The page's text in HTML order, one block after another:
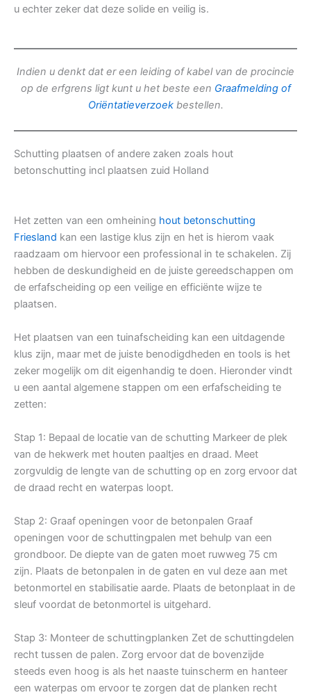
u echter zeker dat deze solide en veilig is.
Indien u denkt dat er een leiding of kabel van de procincie
op de erfgrens ligt kunt u het beste een Graafmelding of
Oriëntatieverzoekbestellen.
Schutting plaatsen of andere zaken zoals hout
betonschutting incl plaatsen zuid Holland
Het zetten van een omheining hout betonschutting
Friesland kan een lastige klus zijn en het is hierom vaak
raadzaam om hiervoor een professional in te schakelen. Zij
hebben de deskundigheid en de juiste gereedschappen om
de erfafscheiding op een veilige en efficiënte wijze te
plaatsen.
Het plaatsen van een tuinafscheiding kan een uitdagende
klus zijn, maar met de juiste benodigdheden en tools is het
zeker mogelijk om dit eigenhandig te doen. Hieronder vindt
u een aantal algemene stappen om een erfafscheiding te
zetten:
Stap 1: Bepaal de locatie van de schutting Markeer de plek
van de hekwerk met houten paaltjes en draad. Meet
zorgvuldig de lengte van de schutting op en zorg ervoor dat
de draad recht en waterpas loopt.
Stap 2: Graaf openingen voor de betonpalen Graaf
openingen voor de schuttingpalen met behulp van een
grondboor. De diepte van de gaten moet ruwweg 75 cm
zijn. Plaats de betonpalen in de gaten en vul deze aan met
betonmortel en stabilisatie aarde. Plaats de betonplaat in de
sleuf voordat de betonmortel is uitgehard.
Stap 3: Monteer de schuttingplanken Zet de schuttingdelen
recht tussen de palen. Zorg ervoor dat de bovenzijde
steeds even hoog is als het naaste tuinscherm en hanteer
een waterpas om ervoor te zorgen dat de planken recht